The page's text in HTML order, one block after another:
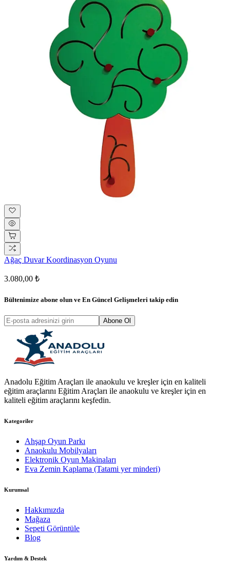
Ağaç Duvar Koordinasyon Oyunu
3.080,00 ₺
Bültenimize abone olun ve En Güncel Gelişmeleri takip edin
Abone Ol
Anadolu Eğitim Araçları ile anaokulu ve kreşler için en kaliteli
eğitim araçlarını Eğitim Araçları ile anaokulu ve kreşler için en
kaliteli eğitim araçlarını keşfedin.
Kategoriler
Ahşap Oyun Parkı
Anaokulu Mobilyaları
Elektronik Oyun Makinaları
Eva Zemin Kaplama (Tatami yer minderi)
Kurumsal
Hakkımızda
Mağaza
Sepeti Görüntüle
Blog
Yardım & Destek